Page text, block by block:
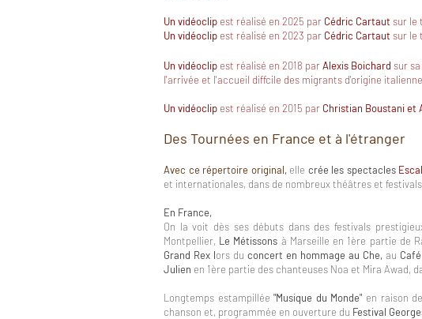
Un vidéoclip est réalisé en 2025 par Cédric Cartaut sur le
Un vidéoclip est réalisé en 2023 par Cédric Cartaut sur le
Un vidéoclip est réalisé en 2018 parAlexis Boichard sur
l'arrivée et l'accueil diffcile des migrants d'origine
Un vidéoclip est réalisé en 2015 par Christian Boustani et
Des Tournées en France et à l'étranger
Avec ce répertoire original,elle crée les spectacles
et internationales, dans de nombreux théâtres et
En France,
On la voit dès ses débuts dans des festivals
Montpellier, Le Métissons à Marseille en 1ère partie de
Grand Rex lors du concert en hommage au Che,au
Julien en 1ère partie des chanteuses Noa et Mira Awad,
Longtemps estampillée"Musique du Monde" en raison
chanson et, programmée en ouverture du Festival